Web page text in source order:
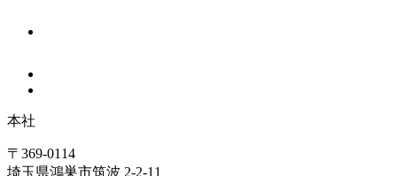
本社
〒369-0114
埼玉県鴻巣市筑波 2-2-11